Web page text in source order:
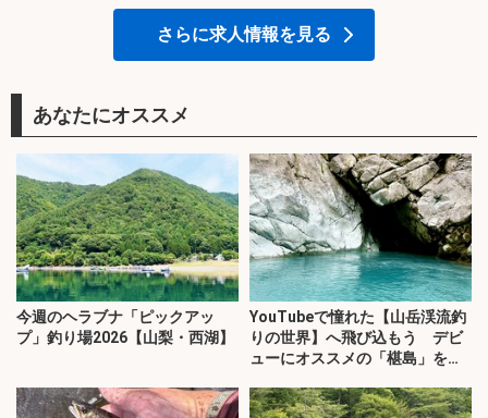
さらに求人情報を見る
あなたにオススメ
今週のヘラブナ「ピックアッ
プ」釣り場2026【山梨・西湖】
YouTubeで憧れた【山岳渓流釣
りの世界】へ飛び込もう デビ
ューにオススメの「椹島」を紹